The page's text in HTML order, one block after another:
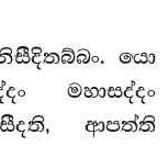
යො
මහාසද්දං
ආපත්ති